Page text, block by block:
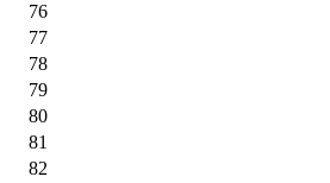
76
77
78
79
80
81
82